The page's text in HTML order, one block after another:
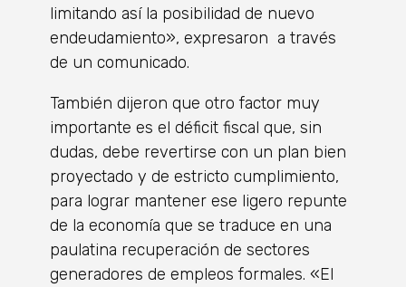
limitando así la posibilidad de nuevo
endeudamiento», expresaron a través
de un comunicado.
También dijeron que otro factor muy
importante es el déficit fiscal que, sin
dudas, debe revertirse con un plan bien
proyectado y de estricto cumplimiento,
para lograr mantener ese ligero repunte
de la economía que se traduce en una
paulatina recuperación de sectores
generadores de empleos formales. «El